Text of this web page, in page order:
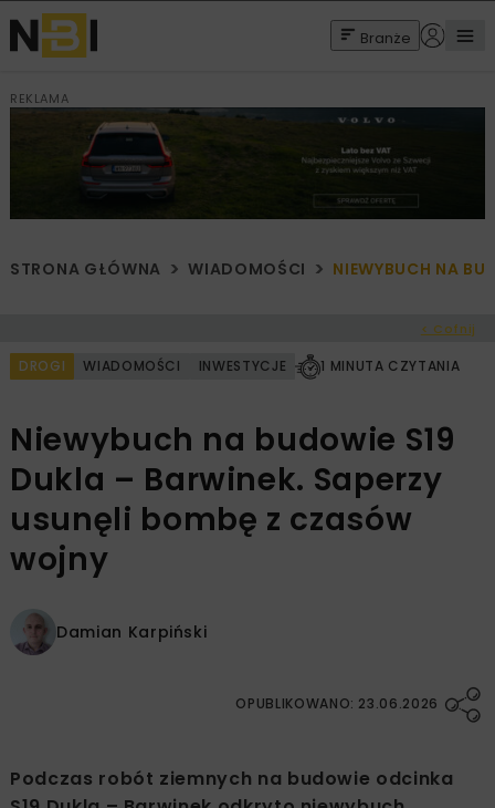
Branże
REKLAMA
STRONA GŁÓWNA WIADOMOŚCI NIEWYBUCH NA
< Cofnij
DROGI WIADOMOŚCI INWESTYCJE 1 MINUTA CZYTANIA
Niewybuch na budowie S19
Dukla – Barwinek. Saperzy
usunęli bombę z czasów
wojny
Damian Karpiński
OPUBLIKOWANO: 23.06.2026
Podczas robót ziemnych na budowie odcinka